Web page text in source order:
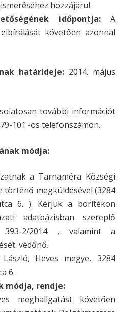
hozzájárul.
időpontja:A
követően azonnal
határideje:2014. május
további információt
101 -os telefonszámon.
módja:
a Tarnaméra Községi
történő megküldésével (3284
6. ). Kérjük a borítékon
adatbázisban szereplő
393-2/2014 , valamint a
védőnő.
Heves megye, 3284
6.
módja, rendje:
meghallgatást követően